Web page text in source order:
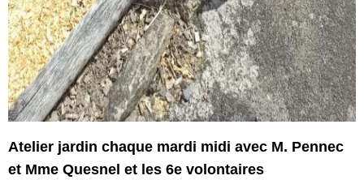
Atelier jardin chaque mardi midi avec M. Pennec
et Mme Quesnel et les 6e volontaires